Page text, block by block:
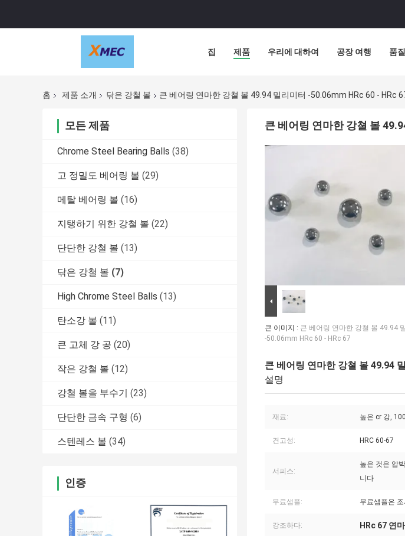
집 제품 우리에 대하여 공장 여행 품
홈 제품 소개 닦은 강철 볼 큰 베어링 연마한 강쳘 볼 49.94 밀리미터 -50.06mm HRc 60 - HRc
모든 제품
Chrome Steel Bearing Balls (38)
고 정밀도 베어링 볼 (29)
메탈 베어링 볼 (16)
지탱하기 위한 강철 볼 (22)
단단한 강철 볼 (13)
닦은 강철 볼 (7)
High Chrome Steel Balls (13)
탄소강 볼 (11)
큰 고체 강 공 (20)
작은 강철 볼 (12)
강철 볼을 부수기 (23)
단단한 금속 구형 (6)
스텐레스 볼 (34)
인증
큰 베어링 연마한 강쳘 볼
큰 이미지 : 큰 베어링 연마한 강쳘 볼 49.94
-50.06mm HRc 60 - HRc 67
큰 베어링 연마한 강쳘 볼 49.94
설명
재료: 높은 cr 강,
견고성: HRC 60-67
서피스:
높은 것은 압
니다
무료샘플: 무료샘플은
강조하다: HRc 67 연